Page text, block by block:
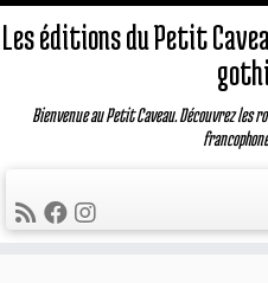
Les éditions du Petit
Bienvenue au Petit Caveau. Découvrez les